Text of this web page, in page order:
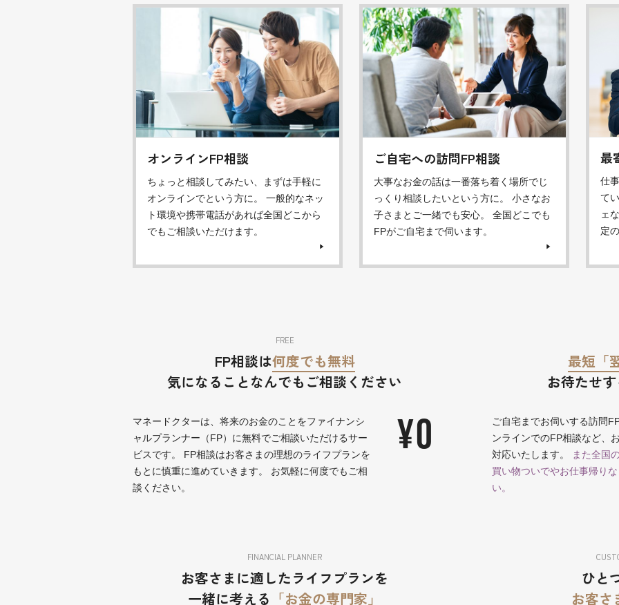
オンラインFP相談
ちょっと相談してみたい、まずは手軽に
オンラインでという方に。 一般的なネッ
ト環境や携帯電話があれば全国どこから
でもご相談いただけます。
ご自宅への訪問FP相談
大事なお金の話は一番落ち着く場所でじ
っくり相談したいという方に。 小さなお
子さまとご一緒でも安心。 全国どこでも
FPがご自宅まで伺います。
最
仕
て
ェ
定
FREE
FP相談は何度でも無料
気になることなんでもご相談ください
マネードクターは、将来のお金のことをファイナンシ
ャルプランナー（FP）に無料でご相談いただけるサー
ビスです。 FP相談はお客さまの理想のライフプランを
もとに慎重に進めていきます。 お気軽に何度でもご相
談ください。
¥0
最短「
お待たせ
ご自宅までお伺いする訪問
ンラインでのFP相談など、
対応いたします。
また全国
買い物ついでやお仕事帰り
い。
FINANCIAL PLANNER
お客さまに適したライフプランを
一緒に考える 「お金の専門家」
ひと
お客さ